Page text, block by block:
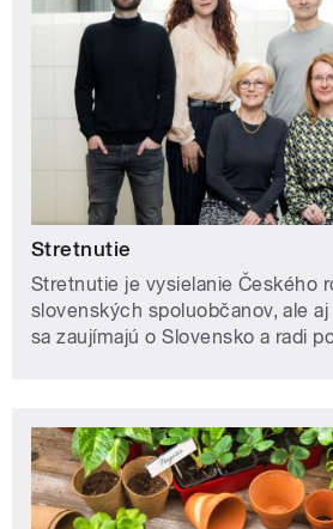
Stretnutie
Stretnutie je vysielanie Českého
slovenských spoluobčanov, ale
sa zaujímajú o Slovensko a radi